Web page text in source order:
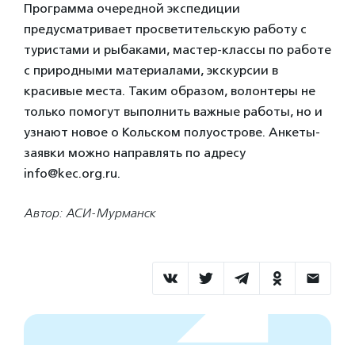
Программа очередной экспедиции
предусматривает просветительскую работу с
туристами и рыбаками, мастер-классы по работе
с природными материалами, экскурсии в
красивые места. Таким образом, волонтеры не
только помогут выполнить важные работы, но и
узнают новое о Кольском полуострове. Анкеты-
заявки можно направлять по адресу
info@kec.org.ru.
Автор: АСИ-Мурманск